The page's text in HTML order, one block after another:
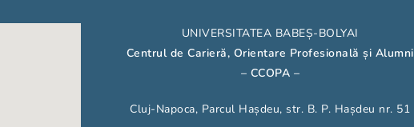
UNIVERSITATEA BABEȘ-BOLYAI
Centrul de Carieră, Orientare Profesională și Alumni
– CCOPA –
Cluj-Napoca, Parcul Hașdeu, str. B. P. Hașdeu nr. 51